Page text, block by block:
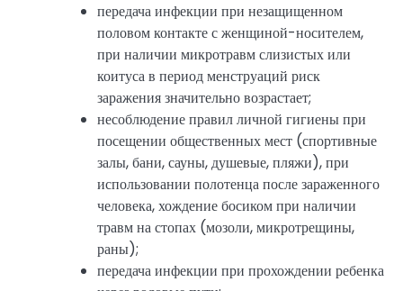
передача инфекции при незащищенном
половом контакте с женщиной-носителем,
при наличии микротравм слизистых или
коитуса в период менструаций риск
заражения значительно возрастает;
несоблюдение правил личной гигиены при
посещении общественных мест (спортивные
залы, бани, сауны, душевые, пляжи), при
использовании полотенца после зараженного
человека, хождение босиком при наличии
травм на стопах (мозоли, микротрещины,
раны);
передача инфекции при прохождении ребенка